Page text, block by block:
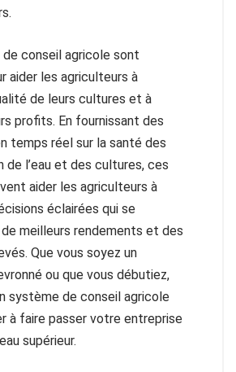
conseil agricole sont
aider les agriculteurs à
de leurs cultures et à
profits. En fournissant des
temps réel sur la santé des
de l’eau et des cultures, ces
aider les agriculteurs à
éclairées qui se
meilleurs rendements et des
Que vous soyez un
ou que vous débutiez,
système de conseil agricole
à faire passer votre entreprise
supérieur.